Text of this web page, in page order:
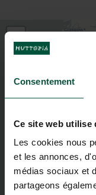
Consentement
Ce site web utilise
Les cookies nous
et les annonces,
médias sociaux et
partageons
+
−